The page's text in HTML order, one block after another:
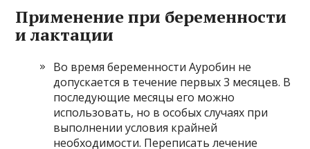
Применение при беременности
и лактации
Во время беременности Ауробин не
допускается в течение первых 3 месяцев. В
последующие месяцы его можно
использовать, но в особых случаях при
выполнении условия крайней
необходимости. Переписать лечение